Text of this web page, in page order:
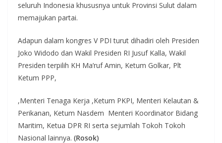
seluruh Indonesia khususnya untuk Provinsi Sulut dalam
memajukan partai.
Adapun dalam kongres V PDI turut dihadiri oleh Presiden
Joko Widodo dan Wakil Presiden RI Jusuf Kalla, Wakil
Presiden terpilih KH Ma’ruf Amin, Ketum Golkar, Plt
Ketum PPP,
,Menteri Tenaga Kerja ,Ketum PKPI, Menteri Kelautan &
Perikanan, Ketum Nasdem Menteri Koordinator Bidang
Maritim, Ketua DPR RI serta sejumlah Tokoh Tokoh
Nasional lainnya. (Rosok)